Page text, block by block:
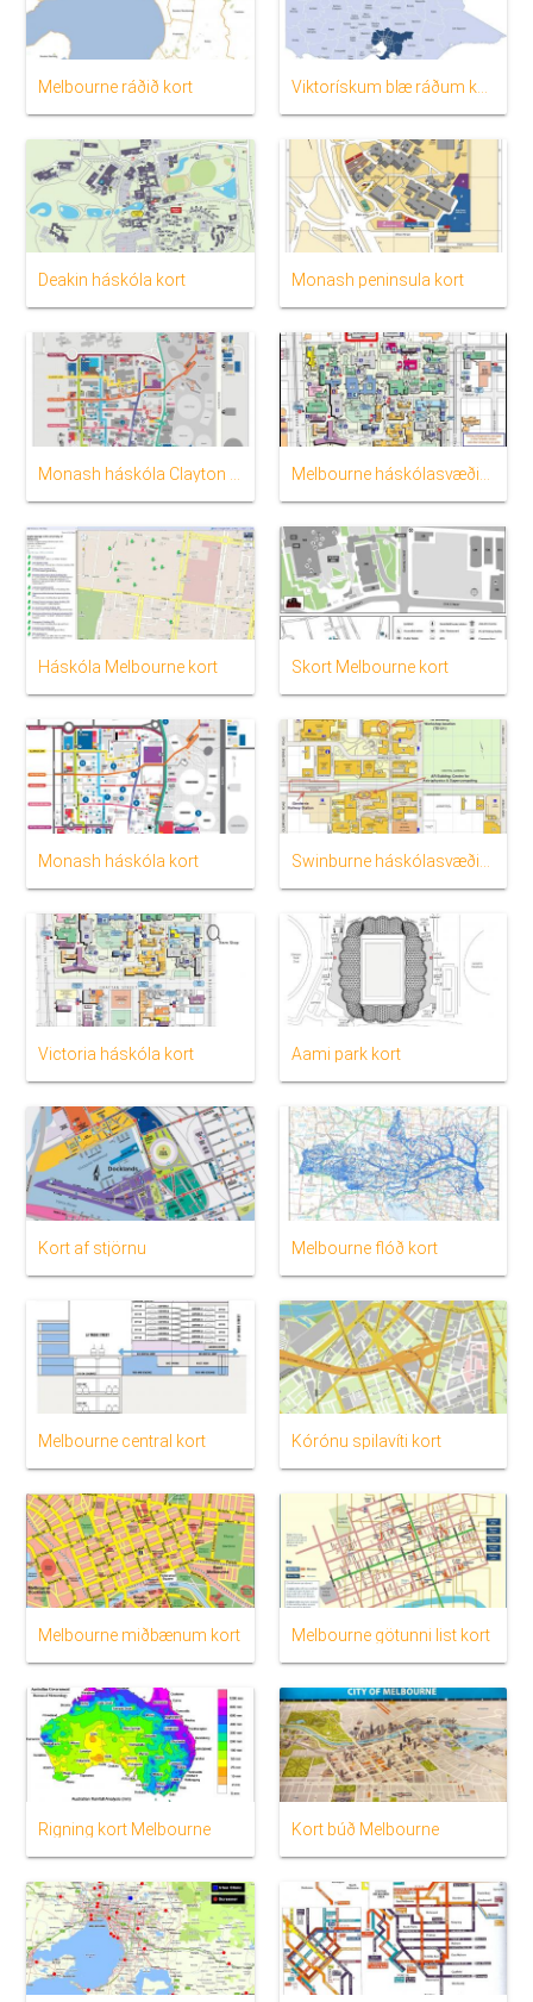
Melbourne ráðið kort Viktorískum blæ ráðum kort
Deakin háskóla kort Monash peninsula kort
Háskóla Melbourne kort Skort Melbourne kort
Monash háskóla kort
Victoria háskóla kort Aami park kort
Kort af stjörnu Melbourne flóð kort
Melbourne central kort Kórónu spilavíti kort
Melbourne miðbænum kort Melbourne götunni list kort
Rigning kort Melbourne Kort búð Melbourne